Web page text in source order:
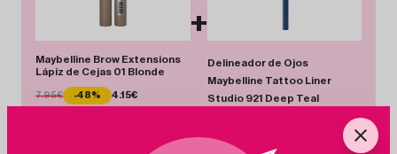
Maybelline Brow Extensions
Lápiz de Cejas 01 Blonde
7.95€ -48% 4.15€
+
Delineador de Ojos
Maybelline Tattoo Liner
Studio 921 Deep Teal